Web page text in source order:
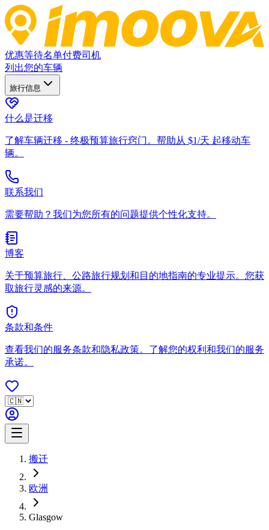
优惠等待名单付费司机
列出您的车辆
旅行信息
什么是迁移
了解车辆迁移 - 终极预算旅行窍门。帮助从 $1/天 起移动车
辆。
联系我们
需要帮助？我们为您所有的问题提供个性化支持。
博客
关于预算旅行、公路旅行规划和目的地指南的专业提示。您获
取旅行灵感的来源。
条款和条件
查看我们的服务条款和隐私政策。了解您的权利和我们的服务
承诺。
搬迁
欧洲
Glasgow